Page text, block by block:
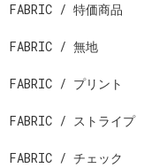
FABRIC / 特価商品
FABRIC / 無地
FABRIC / プリント
FABRIC / ストライプ
FABRIC / チェック